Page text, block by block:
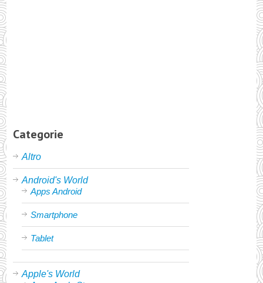
Categorie
Altro
Android's World
Apps Android
Smartphone
Tablet
Apple's World